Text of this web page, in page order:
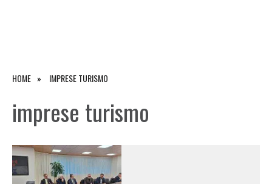
HOME IMPRESE TURISMO
imprese turismo